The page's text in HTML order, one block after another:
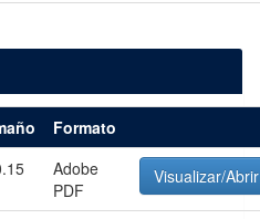
Formato
Adobe
PDF
Visualizar/Abrir